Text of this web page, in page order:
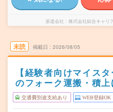
派遣会社 株式会社綜合キャリ
未読 掲載日 2026/08/05
【経験者向けマイス
のフォーク運搬・積
交通費別途支給あり WEB登録OK